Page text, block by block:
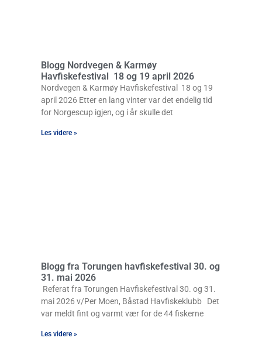
Blogg Nordvegen & Karmøy
Havfiskefestival 18 og 19 april 2026
Nordvegen & Karmøy Havfiskefestival 18 og 19
april 2026 Etter en lang vinter var det endelig tid
for Norgescup igjen, og i år skulle det
Les videre »
Blogg fra Torungen havfiskefestival 30. og
31. mai 2026
Referat fra Torungen Havfiskefestival 30. og 31.
mai 2026 v/Per Moen, Båstad Havfiskeklubb Det
var meldt fint og varmt vær for de 44 fiskerne
Les videre »